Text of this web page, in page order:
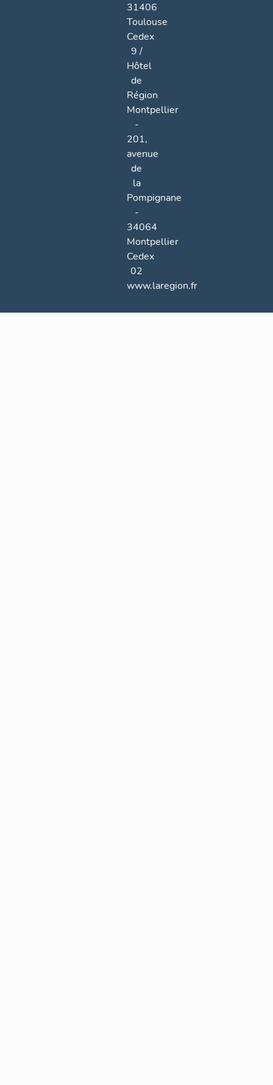
31406
Toulouse
Cedex
9 /
Hôtel
de
Région
Montpellier
-
201,
avenue
de
la
Pompignane
-
34064
Montpellier
Cedex
02
www.laregion.fr